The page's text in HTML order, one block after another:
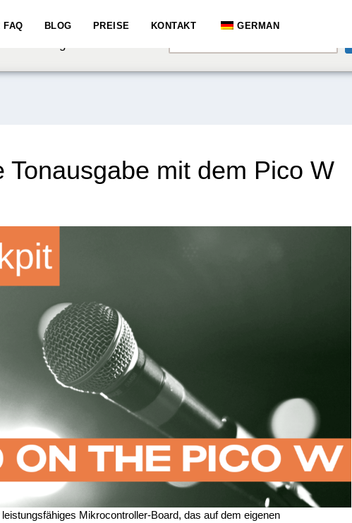
be speaking a different
English
FAQ BLOG PREISE KONTAKT GERMAN
Tonausgabe mit dem Pico W
Mikrocontroller-Board, das auf dem eigenen